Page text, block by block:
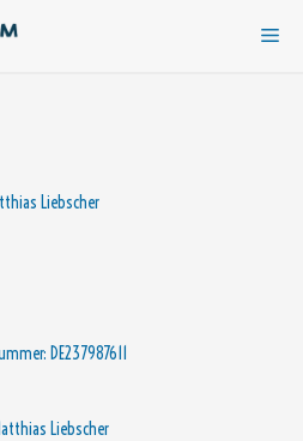
Liebscher
DE237987611
Liebscher